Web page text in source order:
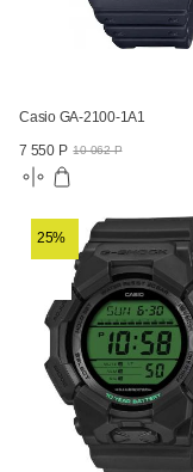
Casio GA-2100-1A1
7 550 Р 10 062 Р
25%